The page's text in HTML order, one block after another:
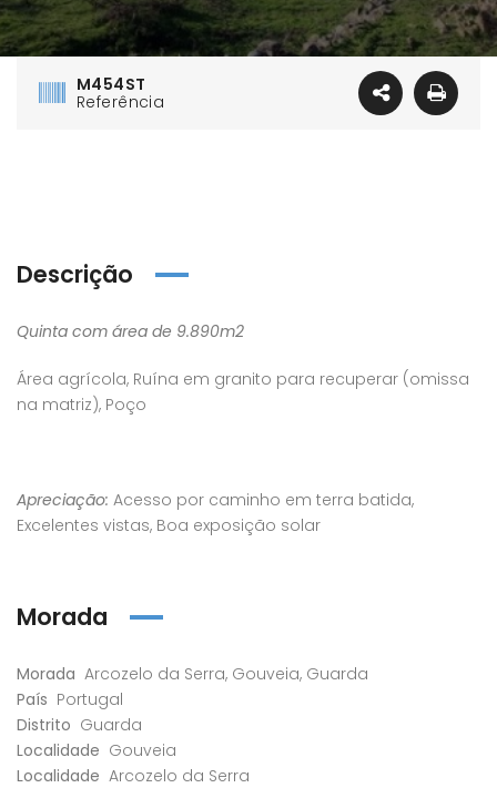
M454ST
Referência
Descrição
Quinta com área de 9.890m2
Área agrícola, Ruína em granito para recuperar (omissa
na matriz), Poço
Apreciação: Acesso por caminho em terra batida,
Excelentes vistas, Boa exposição solar
Morada
Morada Arcozelo da Serra, Gouveia, Guarda
País Portugal
Distrito Guarda
Localidade Gouveia
Localidade Arcozelo da Serra